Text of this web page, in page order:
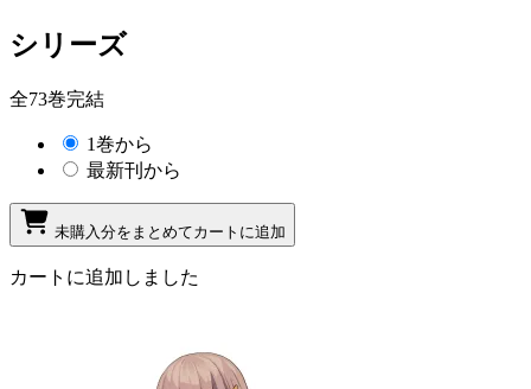
シリーズ
全73巻完結
1巻から
最新刊から
未購入分をまとめてカートに追加
カートに追加しました